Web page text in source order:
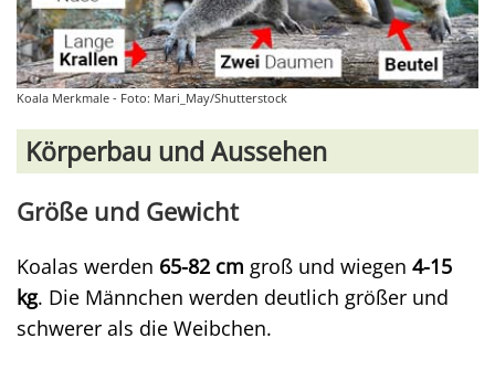
Koala Merkmale - Foto: Mari_May/Shutterstock
Körperbau und Aussehen
Größe und Gewicht
Koalas werden 65-82 cm groß und wiegen 4-15
kg. Die Männchen werden deutlich größer und
schwerer als die Weibchen.